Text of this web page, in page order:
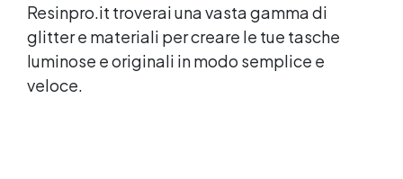
Resinpro.it troverai una vasta gamma di
glitter e materiali per creare le tue tasche
luminose e originali in modo semplice e
veloce.